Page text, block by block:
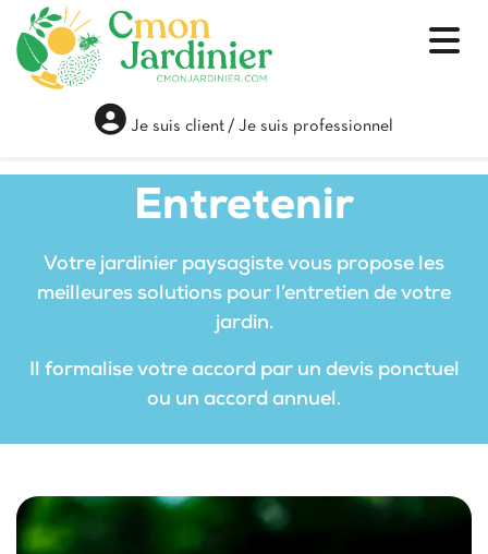
Je suis client / Je suis professionnel
Entretenir
Votre jardinier paysagiste vous propose les
meilleures solutions pour l’entretien de votre
jardin.
Il formalise votre accord par un devis ponctuel
ou un accord annuel.